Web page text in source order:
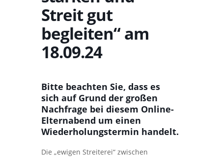
Streit gut
begleiten“ am
18.09.24
Bitte beachten Sie, dass es
sich auf Grund der großen
Nachfrage bei diesem Online-
Elternabend um einen
Wiederholungstermin handelt.
Die „ewigen Streiterei“ zwischen